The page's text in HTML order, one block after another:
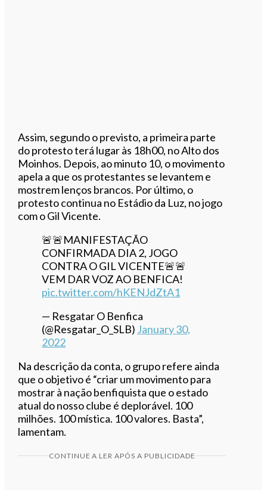
Assim, segundo o previsto, a primeira parte
do protesto terá lugar às 18h00, no Alto dos
Moinhos. Depois, ao minuto 10, o movimento
apela a que os protestantes se levantem e
mostrem lenços brancos. Por último, o
protesto continua no Estádio da Luz, no jogo
com o Gil Vicente.
🚨🚨MANIFESTAÇÃO
CONFIRMADA DIA 2, JOGO
CONTRA O GIL VICENTE🚨🚨
VEM DAR VOZ AO BENFICA!
pic.twitter.com/hKENJdZtA1
— Resgatar O Benfica
(@Resgatar_O_SLB) January 30,
2022
Na descrição da conta, o grupo refere ainda
que o objetivo é “criar um movimento para
mostrar à nação benfiquista que o estado
atual do nosso clube é deplorável. 100
milhões. 100 mística. 100 valores. Basta”,
lamentam.
CONTINUE A LER APÓS A PUBLICIDADE